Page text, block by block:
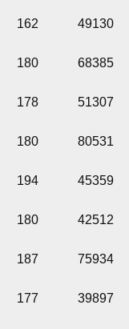
162 49130
180 68385
178 51307
180 80531
194 45359
180 42512
187 75934
177 39897